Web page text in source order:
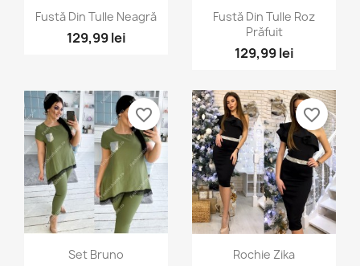
Vizualizare rapida
Fustă Din Tulle Neagră
129,99 lei
Vizualizare rapida
Fustă Din Tulle Roz
Prăfuit
129,99 lei
Vizualizare rapida
Set Bruno
favorite_border
Vizualizare rapida
Rochie Zika
favorite_border